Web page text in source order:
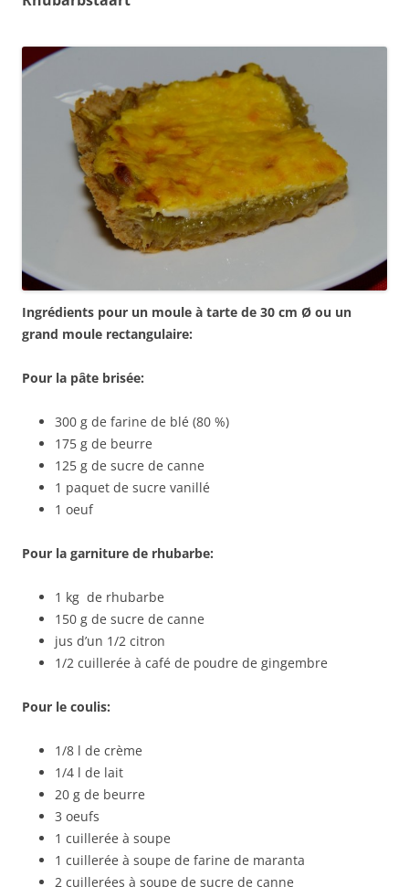
Ingrédients pour un moule à tarte de 30 cm Ø ou un
grand moule rectangulaire:
Pour la pâte brisée:
300 g de farine de blé (80 %)
175 g de beurre
125 g de sucre de canne
1 paquet de sucre vanillé
1 oeuf
Pour la garniture de rhubarbe:
1 kg de rhubarbe
150 g de sucre de canne
jus d’un 1/2 citron
1/2 cuillerée à café de poudre de gingembre
Pour le coulis:
1/8 l de crème
1/4 l de lait
20 g de beurre
3 oeufs
1 cuillerée à soupe
1 cuillerée à soupe de farine de maranta
2 cuillerées à soupe de sucre de canne